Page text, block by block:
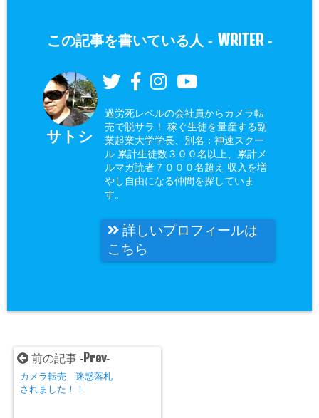
この記事を書いている人 - WRITER-
サトシ
過労死レベルの会社員からカメラ転
売で脱サラ！ 稼ぐ生徒を量産する副
業起業大学学長、別名：神速スクー
ル 累計生徒数３００名以上、累計メ
ルマガ読者７０００名超え 収入を増
やし自由になる仲間を探していま
す。
詳しいプロフィールは
こちら
前の記事 - Prev-
カメラ転売 迷惑落札
されました！！